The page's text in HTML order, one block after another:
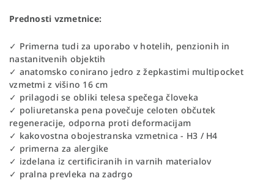
Prednosti vzmetnice:
✓ Primerna tudi za uporabo v hotelih, penzionih in
nastanitvenih objektih
✓ anatomsko conirano jedro z žepkastimi multipocket
vzmetmi z višino 16 cm
✓ prilagodi se obliki telesa spečega človeka
✓ poliuretanska pena povečuje celoten občutek
regeneracije, odporna proti deformacijam
✓ kakovostna obojestranska vzmetnica - H3 / H4
✓ primerna za alergike
✓ izdelana iz certificiranih in varnih materialov
✓ pralna prevleka na zadrgo